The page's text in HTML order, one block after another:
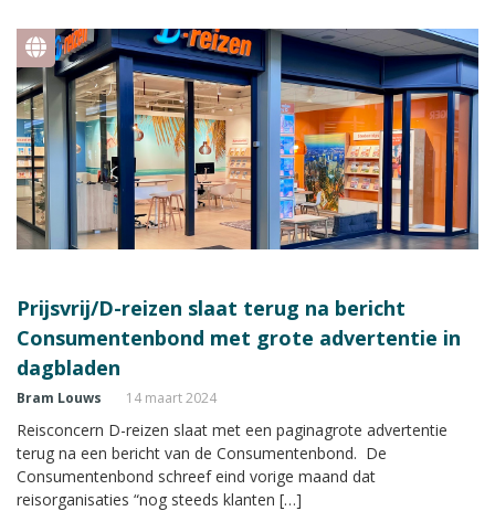
Prijsvrij/D-reizen slaat terug na bericht
Consumentenbond met grote advertentie in
dagbladen
Bram Louws 14 maart 2024
Reisconcern D-reizen slaat met een paginagrote advertentie
terug na een bericht van de Consumentenbond. De
Consumentenbond schreef eind vorige maand dat
reisorganisaties “nog steeds klanten […]